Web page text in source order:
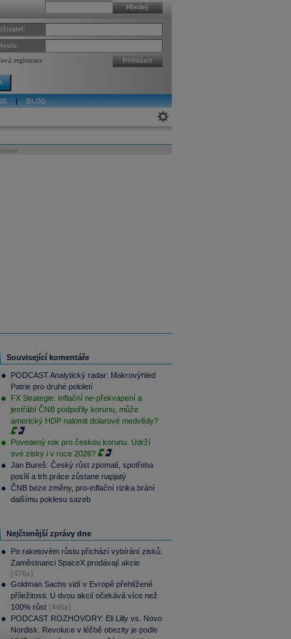
Hledej
Heslo:
registrace Přihlásit
BLOG
Související komentáře
PODCAST Analytický radar: Makrovýhled
Patrie pro druhé pololetí
FX Strategie: Inflační ne-překvapení a
jestřábí ČNB podpořily korunu, může
americký HDP nalomit dolarové medvědy?
Povedený rok pro českou korunu. Udrží
své zisky i v roce 2026?
Jan Bureš: Český růst zpomalí, spotřeba
posílí a trh práce zůstane napjatý
ČNB beze změny, pro-inflační rizika brání
dalšímu poklesu sazeb
Nejčtenější zprávy dne
Po raketovém růstu přichází vybírání zisků.
Zaměstnanci SpaceX prodávají akcie
(476x)
Goldman Sachs vidí v Evropě přehlížené
příležitosti. U dvou akcií očekává více než
100% růst (446x)
PODCAST ROZHOVORY: Eli Lilly vs. Novo
Nordisk. Revoluce v léčbě obezity je podle